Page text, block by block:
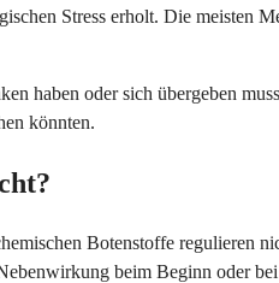
Stress erholt. Die meisten
haben oder sich übergeben
könnten.
Botenstoffe regulieren
beim Beginn oder